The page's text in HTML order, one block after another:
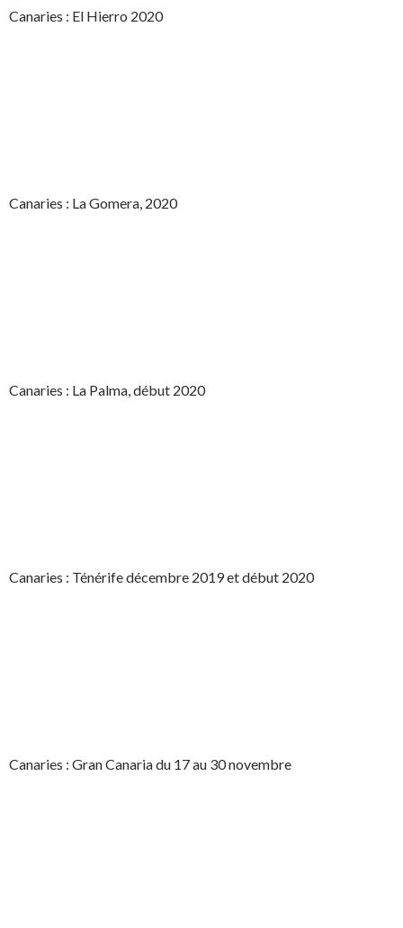
Canaries : El Hierro 2020
Canaries : La Gomera, 2020
Canaries : La Palma, début 2020
Canaries : Ténérife décembre 2019 et début 2020
Canaries : Gran Canaria du 17 au 30 novembre